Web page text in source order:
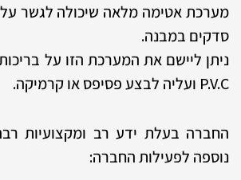
מערכת אטימה מלאה שיכולה לגשר
סדקים במבנה.
ניתן ליישם את המערכת הזו על
P.V.C ועליה לבצע פסיפס או קרמיקה.
נוספה לפעילות החברה: